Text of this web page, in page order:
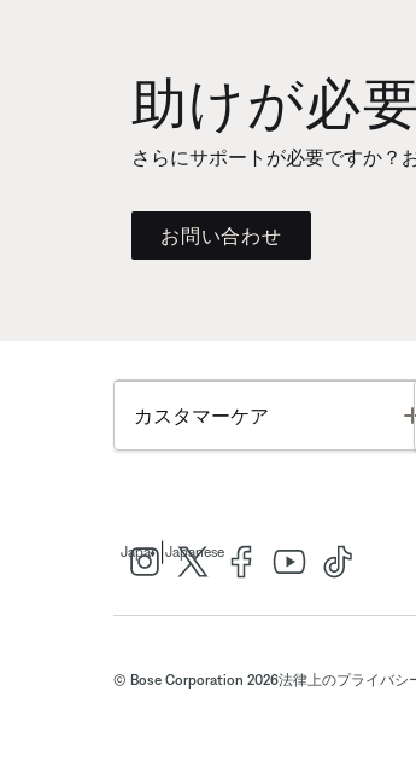
助けが必
さらにサポートが必要ですか？
お問い合わせ
カスタマーケア
Japan Japanese
© Bose Corporation 2026法律上のプライバシ